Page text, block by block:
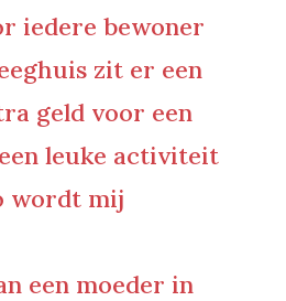
iedere bewoner
zit er een
geld voor een
leuke activiteit
wordt mij
een moeder in